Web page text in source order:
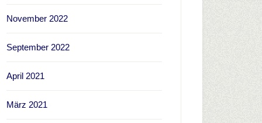
November 2022
September 2022
April 2021
März 2021